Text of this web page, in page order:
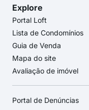
Explore
Portal Loft
Lista de Condomínios
Guia de Venda
Mapa do site
Avaliação de imóvel
Portal de Denúncias